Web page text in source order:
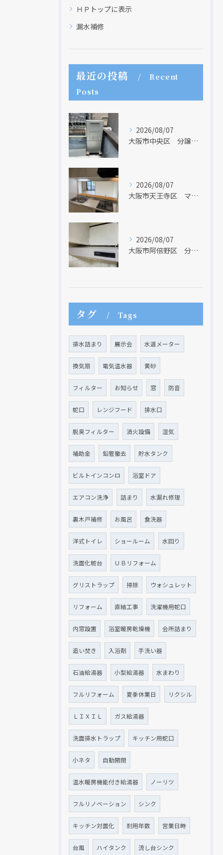
ＨＰトップに表示
漏水補修
最近の投稿
Recent
Posts
2026/08/07
大阪市中央区 分譲マンションの給湯器取替リフォーム工事 UV除菌機能搭載給湯器
2026/08/07
大阪市天王寺区 マンションのキッチン取替及び内装リフォーム工事 クリナップ
2026/08/07
大阪市阿倍野区 分譲マンションのレンジフード取替リフォーム工事 タカラスタンダード
タグ Tags
排水詰まり 展示会 水道メーター
換気扇 電気温水器 黄砂
フィルター お知らせ 窓 防音
蛇口 レンジフード 排水口
脱臭フィルター 消火設備 湿気
補助金 鉛管撤去 貯水タンク
ビルトインコンロ 浴室ドア
エアコン洗浄 詰まり 水漏れ修理
裏木戸補修 お風呂 食洗器
洋式トイレ ショールーム 水回り
洗面化粧台 ＵＢリフォーム
グリストラップ 掃除 ウォシュレット
リフォーム 直結工事 洗濯機用蛇口
内窓設置 浴室暖房乾燥機 会所詰まり
追い焚き 入浴剤 手洗い器
石油給湯器 小型給湯器 水まわり
フルリフォーム 夏季休業日 リクシル
ＬＩＸＩＬ ガス給湯器
洗面排水トラップ キッチン用蛇口
小ネタ 自動開閉
温水暖房機能付き給湯器 ノーリツ
フルリノベーション シンク
キッチン対面化 耐用年数 営業日時
台風 ハイタンク 流し台シンク
現在、新聞に入っている折込チラシです。
クリックでチラシのページにジャンプします
現在、新聞に入っている折込チラシです。
クリックでチラシのページにジャンプします